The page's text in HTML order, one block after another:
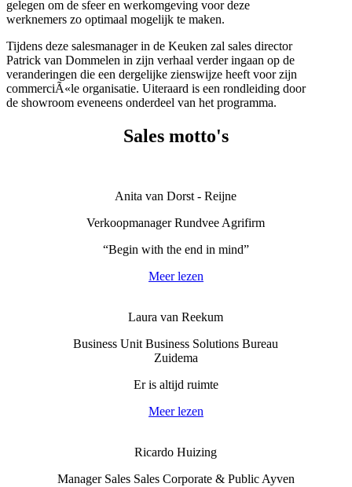
gelegen om de sfeer en werkomgeving voor deze
werknemers zo optimaal mogelijk te maken.
Tijdens deze salesmanager in de Keuken zal sales director
Patrick van Dommelen in zijn verhaal verder ingaan op de
veranderingen die een dergelijke zienswijze heeft voor zijn
commerciÃ«le organisatie. Uiteraard is een rondleiding door
de showroom eveneens onderdeel van het programma.
Sales motto's
Anita van Dorst - Reijne
Verkoopmanager Rundvee Agrifirm
“Begin with the end in mind”
Meer lezen
Laura van Reekum
Business Unit Business Solutions Bureau
Zuidema
Er is altijd ruimte
Meer lezen
Ricardo Huizing
Manager Sales Sales Corporate & Public Ayven